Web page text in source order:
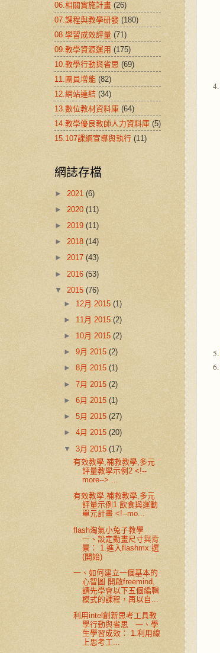
06.相關實施計畫 (26)
07.課程與教學研發 (180)
08.學習成效評量 (71)
09.教學資源運用 (175)
10.教學行動與省思 (69)
11.團員增能 (82)
12.網站連結 (34)
13.數位教材資料庫 (64)
14.教學優良教師人力資料庫 (5)
15.107課綱宣導與執行 (11)
網誌存檔
► 2021 (6)
► 2020 (11)
► 2019 (11)
► 2018 (14)
► 2017 (43)
► 2016 (53)
▼ 2015 (76)
► 12月 2015(1)
► 11月 2015(2)
► 10月 2015(2)
►9月 2015(2)
►8月 2015(1)
►7月 2015(2)
►6月 2015(1)
►5月 2015(27)
►4月 2015(20)
▼3月 2015(17)
有效教學,補救教學,多元
評量教學示例2 <!--
more--> ...
有效教學,補救教學,多元
評量示例1 飲食與運動
單元計畫 <!--mo...
flash淘氣小兔子教學
一、設定動畫尺寸與背
景： 1.進入flashmx:選
(開始)
一、如何建立一個基本的
心智圖 開啟freemind,
請先學會以下五個編輯
模式的課程，再以自...
利用intel創新思考工具教
學行動與省思 一、學
生學習成效： 1.利用線
上思考工...